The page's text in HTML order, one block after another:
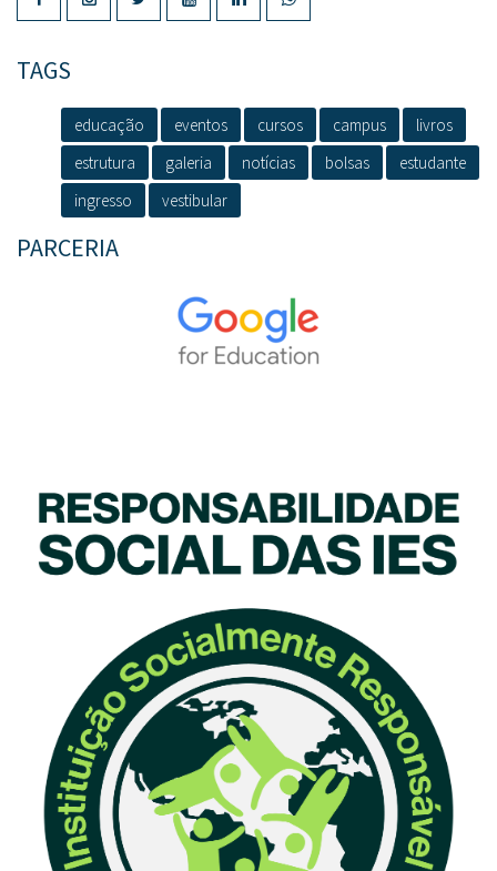
TAGS
educação eventos cursos campus
livros
estrutura
galeria notícias bolsas
estudante
ingresso
vestibular
PARCERIA